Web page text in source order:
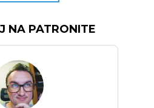
NA PATRONITE